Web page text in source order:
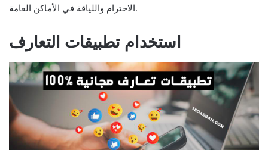
الاحترام واللياقة في الأماكن العامة.
استخدام تطبيقات التعارف